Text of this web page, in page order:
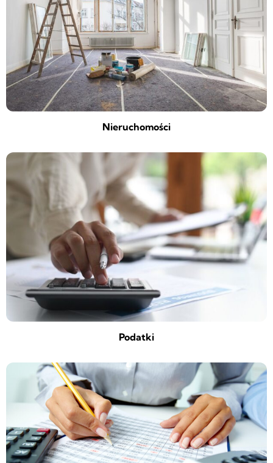
Nieruchomości
Podatki